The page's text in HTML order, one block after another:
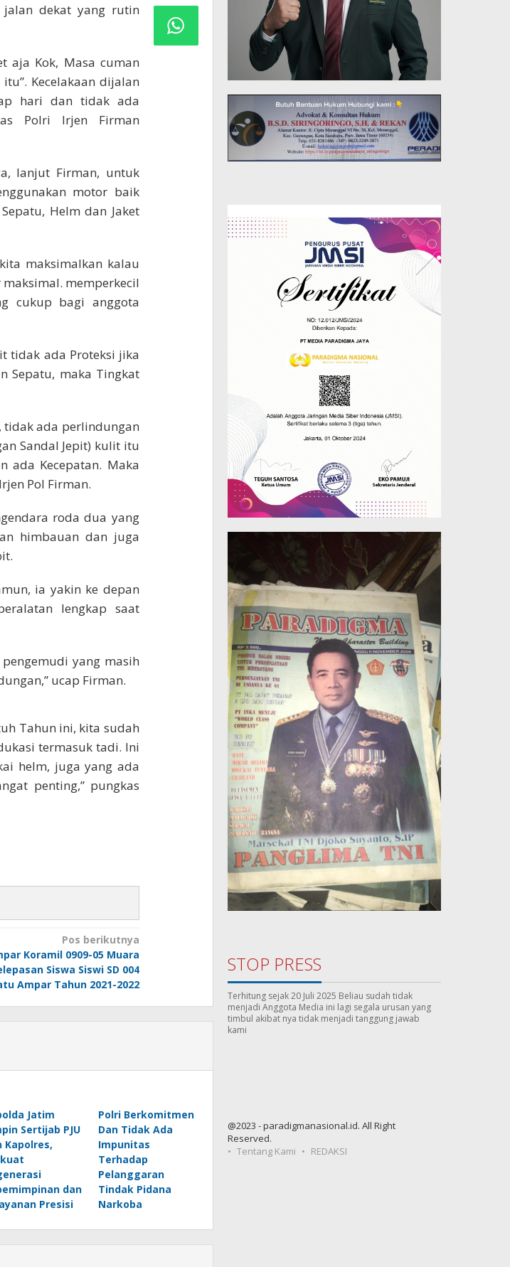
jalan dekat yang rutin
aja Kok, Masa cuman
Kecelakaan dijalan
hari dan tidak ada
Polri Irjen Firman
lanjut Firman, untuk
motor baik
Helm dan Jaket
maksimalkan kalau
memperkecil
cukup bagi anggota
tidak ada Proteksi jika
Sepatu, maka Tingkat
tidak ada perlindungan
Sandal Jepit) kulit itu
ada Kecepatan. Maka
Pol Firman.
roda dua yang
himbauan dan juga
ia yakin ke depan
lengkap saat
yang masih
ucap Firman.
Tahun ini, kita sudah
termasuk tadi. Ini
helm, juga yang ada
penting,” pungkas
Pos berikutnya
Koramil 0909-05 Muara
Siswa Siswi SD 004
Ampar Tahun 2021-2022
Jatim
Sertijab PJU
Kapolres,
dan
Presisi
Polri Berkomitmen
Dan Tidak Ada
Impunitas
Terhadap
Pelanggaran
Tindak Pidana
Narkoba
STOP PRESS
Terhitung sejak 20 Juli 2025 Beliau sudah tidak
menjadi Anggota Media ini lagi segala urusan yang
timbul akibat nya tidak menjadi tanggung jawab
kami
@2023 - paradigmanasional.id. All Right
Reserved.
Tentang Kami
REDAKSI